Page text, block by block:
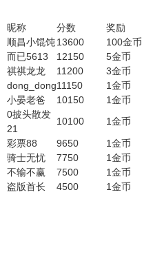
昵称 分数
奖励
顺昌小馄饨13600
100金币
而已5613 12150
5金币
祺祺龙龙 11200
3金币
dong_dong11150
1金币
小晏老爸 10150
1金币
0披头散发
21
10100
1金币
彩票88 9650
1金币
骑士无忧 7750
1金币
不输不赢 7500
1金币
盗版首长 4500 1金币